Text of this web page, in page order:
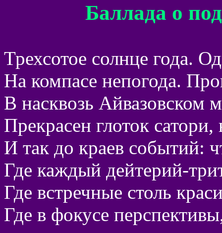
Баллада о
Трехсотое солнце года.
На компасе непогода.
В насквозь Айвазовском
Прекрасен глоток
И так до краев событий:
Где каждый дейтерий-
Где встречные столь
Где в фокусе